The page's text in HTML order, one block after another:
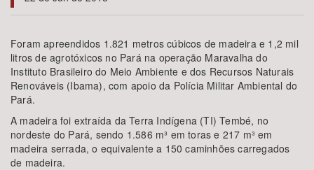
Subtema
Área de Levantamento
Foram apreendidos 1.821 metros cúbicos de madeira e 1,2 mil
litros de agrotóxicos no Pará na operação Maravalha do
Instituto Brasileiro do Meio Ambiente e dos Recursos Naturais
Renováveis (Ibama), com apoio da Polícia Militar Ambiental do
Pará.
A madeira foi extraída da Terra Indígena (TI) Tembé, no
nordeste do Pará, sendo 1.586 m³ em toras e 217 m³ em
madeira serrada, o equivalente a 150 caminhões carregados
de madeira.